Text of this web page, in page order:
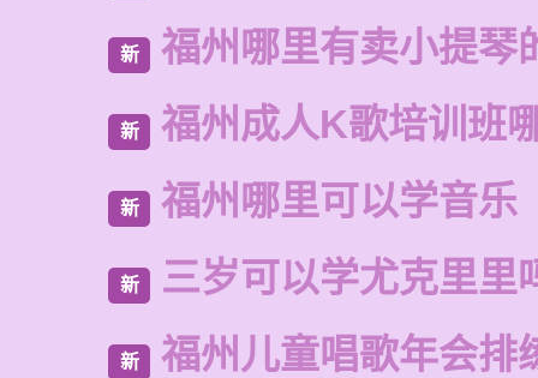
新 福州哪里有卖小提琴
新 福州成人K歌培训班
新 福州哪里可以学音乐
新 三岁可以学尤克里里
新 福州儿童唱歌年会排